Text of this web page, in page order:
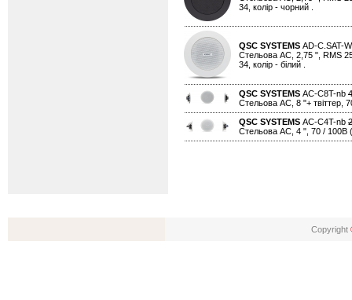
34, колір - чорний .
QSC SYSTEMS AD-C.SAT-
Стельова АС, 2,75 ", RMS
34, колір - білий .
QSC SYSTEMS AC-C8T-nb
Стельова АС, 8 "+ твіттер,
QSC SYSTEMS AC-C4T-nb
Стельова АС, 4 ", 70 / 100В
Copyright